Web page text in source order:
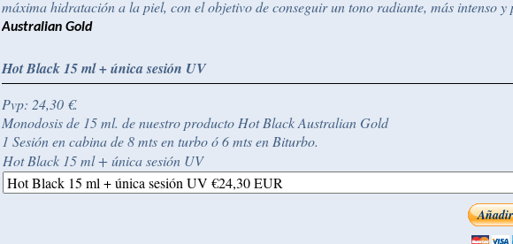
máxima hidratación a la piel, con el objetivo de conseguir un tono radiante, más intenso y
Australian Gold
Hot Black 15 ml + única sesión UV
Pvp: 24,30 €.
Monodosis de 15 ml. de nuestro producto Hot Black Australian Gold
1 Sesión en cabina de 8 mts en turbo ó 6 mts en Biturbo.
Hot Black 15 ml + única sesión UV